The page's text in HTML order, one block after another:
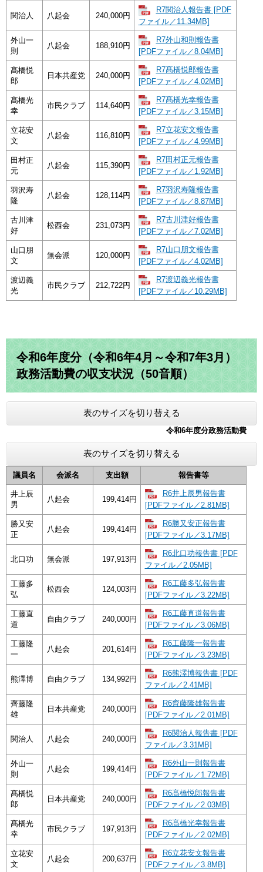
関治人 八起会 240,000円
R7関治人報告書 [PDF
ファイル／11.34MB]
外山一
則
八起会 188,910円
R7外山和則報告書
[PDFファイル／8.04MB]
髙橋悦
郎
日本共産党 240,000円
R7髙橋悦郎報告書
[PDFファイル／4.02MB]
髙橋光
幸
市民クラブ 114,640円
R7髙橋光幸報告書
[PDFファイル／3.15MB]
立花安
文
八起会 116,810円
R7立花安文報告書
[PDFファイル／4.99MB]
田村正
元
八起会 115,390円
R7田村正元報告書
[PDFファイル／1.92MB]
羽沢寿
隆
八起会 128,114円
R7羽沢寿隆報告書
[PDFファイル／8.87MB]
古川津
好
松西会 231,073円
R7古川津好報告書
[PDFファイル／7.02MB]
山口朋
文
無会派 120,000円
R7山口朋文報告書
[PDFファイル／4.02MB]
渡辺義
光
市民クラブ 212,722円
R7渡辺義光報告書
[PDFファイル／10.29MB]
令和6年度分（令和6年4月～令和7年3月）
政務活動費の収支状況（50音順）
表のサイズを切り替える
令和6年度分政務活動費
表のサイズを切り替える
議員名 会派名 支出額 報告書等
井上辰
男
八起会 199,414円
R6井上辰男報告書
[PDFファイル／2.81MB]
勝又安
正
八起会 199,414円
R6勝又安正報告書
[PDFファイル／3.17MB]
北口功 無会派 197,913円
R6北口功報告書 [PDF
ファイル／2.05MB]
工藤多
弘
松西会 124,003円
R6工藤多弘報告書
[PDFファイル／3.22MB]
工藤直
道
自由クラブ 240,000円
R6工藤直道報告書
[PDFファイル／3.06MB]
工藤隆
一
八起会 201,614円
R6工藤隆一報告書
[PDFファイル／3.23MB]
熊澤博 自由クラブ 134,992円
R6熊澤博報告書 [PDF
ファイル／2.41MB]
齊藤隆
雄
日本共産党 240,000円
R6齊藤隆雄報告書
[PDFファイル／2.01MB]
関治人 八起会 240,000円
R6関治人報告書 [PDF
ファイル／3.31MB]
外山一
則
八起会 199,414円
R6外山一則報告書
[PDFファイル／1.72MB]
髙橋悦
郎
日本共産党 240,000円
R6髙橋悦郎報告書
[PDFファイル／2.03MB]
髙橋光
幸
市民クラブ 197,913円
R6髙橋光幸報告書
[PDFファイル／2.02MB]
立花安
文
八起会 200,637円
R6立花安文報告書
[PDFファイル／3.8MB]